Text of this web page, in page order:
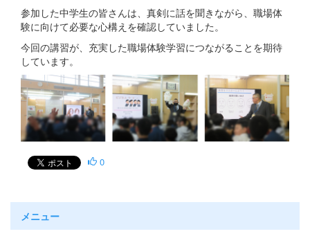
参加した中学生の皆さんは、真剣に話を聞きながら、職場体
験に向けて必要な心構えを確認していました。
今回の講習が、充実した職場体験学習につながることを期待
しています。
0
メニュー